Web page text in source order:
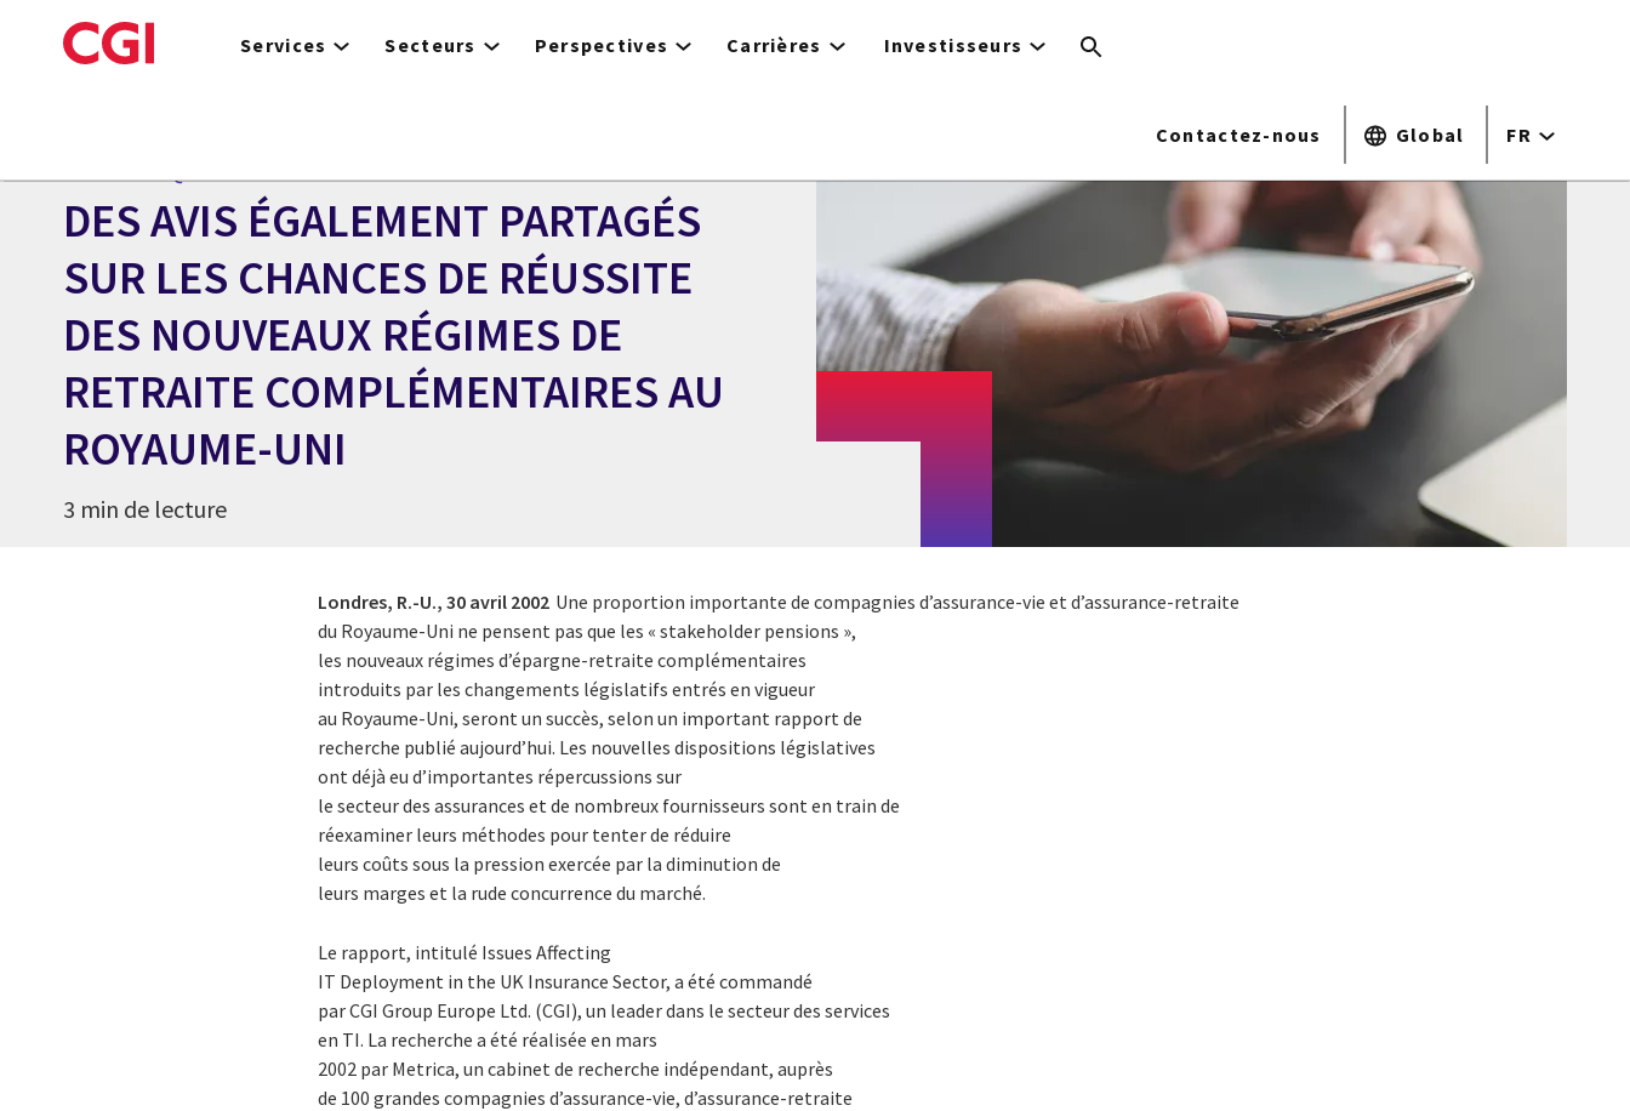
to
Services Secteurs Perspectives Carrières Investisseurs
Contactez-nous Global FR
DES AVIS ÉGALEMENT PARTAGÉS
SUR LES CHANCES DE RÉUSSITE
DES NOUVEAUX RÉGIMES DE
RETRAITE COMPLÉMENTAIRES AU
ROYAUME-UNI
3 min de lecture
Londres, R.-U., 30 avril 2002 Une proportion importante de compagnies d’assurance-vie et d’assurance-retraite
du Royaume-Uni ne pensent pas que les « stakeholder pensions »,
les nouveaux régimes d’épargne-retraite complémentaires
introduits par les changements législatifs entrés en vigueur
au Royaume-Uni, seront un succès, selon un important rapport de
recherche publié aujourd’hui. Les nouvelles dispositions législatives
ont déjà eu d’importantes répercussions sur
le secteur des assurances et de nombreux fournisseurs sont en train de
réexaminer leurs méthodes pour tenter de réduire
leurs coûts sous la pression exercée par la diminution de
leurs marges et la rude concurrence du marché.
Le rapport, intitulé Issues Affecting
IT Deployment in the UK Insurance Sector, a été commandé
par CGI Group Europe Ltd. (CGI), un leader dans le secteur des services
en TI. La recherche a été réalisée en mars
2002 par Metrica, un cabinet de recherche indépendant, auprès
de 100 grandes compagnies d’assurance-vie, d’assurance-retraite